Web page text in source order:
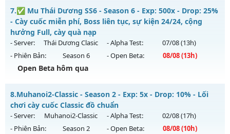
Thể loại: Mu Nguyên bản Webzen
Antihack: XShield
Mu Thiên Sứ - Tối đa item 380 full thần và wing 3
Mu mới ra tháng 08 2026 - Mở máy chủDRAGONvào 10h
ngày 09/08/2626
Exp: 2000x - Drop: 100%
Antihack: sharkguard
7.✅ Mu Thái Dương SS6 - Season 6 - Exp: 500x - Drop: 25%
- Cày cuốc miễn phí, Boss liên tục, sự kiện 24/24, cộng
hưởng Full, cày quà nạp
- Server: Thái Dương Clasic - Alpha Test: 07/08(13h)
- Phiên Bản:
Season 6 - Open Beta: 08/08(13h)
Open Beta hôm qua
✅ Mu Thái Dương SS6 - Cày cuốc miễn phí, Boss liên tục,
sự kiện 24/24, cộng hưởng Full, cày quà nạp
Mu mới ra tháng 08 2026 - Mở máy chủ
Thái Dương Clasic
vào 13h ngày 08/08/2626
8.Muhanoi2-Classic - Season 2 - Exp: 5x - Drop: 10% - Lối
chơi cày cuốc Classic đồ chuẩn
- Server: Muhanoi2-Classic - Alpha Test: 02/08(17h)
- Phiên Bản:
Season 2 - Open Beta: 08/08(10h)